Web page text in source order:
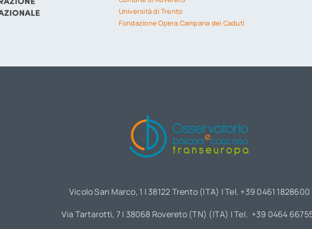
Università di Trento
Fondazione Opera Campana dei Caduti
Vicolo San Marco, 1 | 38122 Trento (ITA) | Tel. +39 0461 1828600
Via Tartarotti, 7 | 38068 Rovereto (TN) (ITA) | Tel. +39 0464